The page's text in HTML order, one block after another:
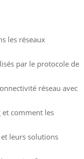
les réseaux
par le protocole de
réseau avec
et comment les
leurs solutions